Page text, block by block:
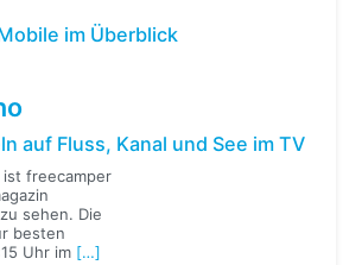
im Überblick
auf Fluss, Kanal und See im TV
ist freecamper
zu sehen. Die
besten
Uhr im […]